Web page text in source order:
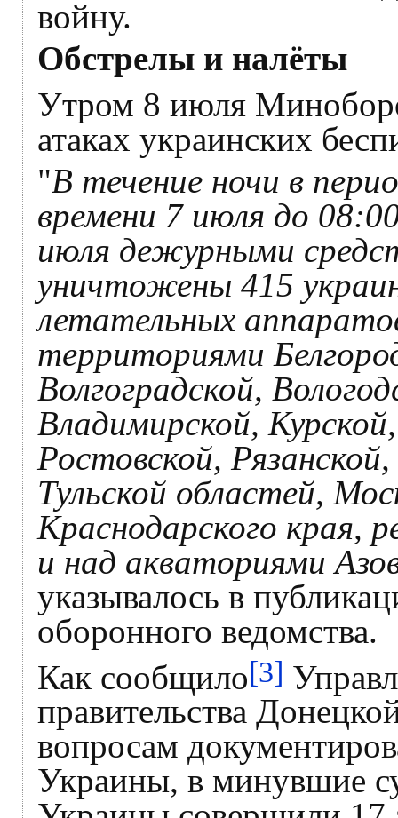
войну.
Обстрелы и налёты
Утром 8 июля
атаках украинских
"В течение ночи в
времени 7 июля до
июля дежурными
уничтожены 415
летательных
территориями
Волгоградской,
Владимирской,
Ростовской,
Тульской областей,
Краснодарского края,
и над акваториями
указывалось в
оборонного ведомства.
Как сообщило[3]
правительства
вопросам
Украины, в минувшие